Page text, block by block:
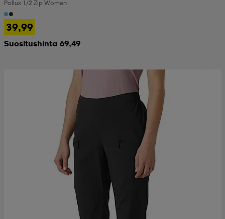
Pollux 1/2 Zip Women
39,99
Suositushinta 69,49